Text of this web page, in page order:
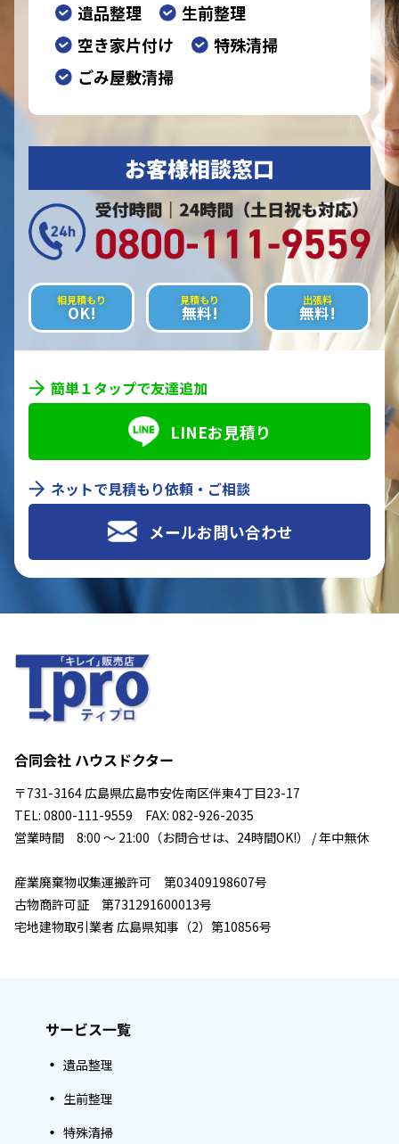
遺品整理
生前整理
空き家片付け
特殊清掃
ごみ屋敷清掃
お客様相談窓口
相見積もり
OK!
見積もり
無料!
出張料
無料!
簡単１タップで友達追加
LINEお見積り
ネットで見積もり依頼・ご相談
メールお問い合わせ
合同会社 ハウスドクター
〒731-3164 広島県広島市安佐南区伴東4丁目23-17
TEL: 0800-111-9559 FAX: 082-926-2035
営業時間 8:00 ～ 21:00（お問合せは、24時間OK!） / 年中無休
産業廃棄物収集運搬許可 第03409198607号
古物商許可証 第731291600013号
宅地建物取引業者 広島県知事（2）第10856号
サービス一覧
遺品整理
生前整理
特殊清掃